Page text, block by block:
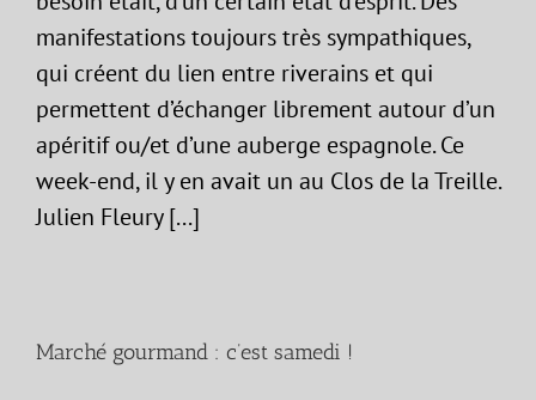
manifestations toujours très sympathiques,
qui créent du lien entre riverains et qui
permettent d’échanger librement autour d’un
apéritif ou/et d’une auberge espagnole. Ce
week-end, il y en avait un au Clos de la Treille.
Julien Fleury [...]
Marché gourmand : c’est samedi !